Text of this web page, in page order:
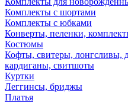
Комплекты с шортами
Комплекты с юбками
Конверты, пеленки,
Костюмы
Кофты, свитеры, лонгсливы,
кардиганы, свитшоты
Куртки
Леггинсы, бриджы
Платья